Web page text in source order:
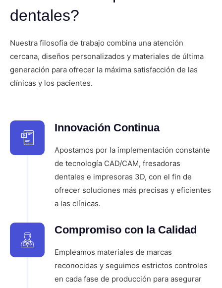
dentales?
Nuestra filosofía de trabajo combina una atención
cercana, diseños personalizados y materiales de última
generación para ofrecer la máxima satisfacción de las
clínicas y los pacientes.
Innovación Continua
Apostamos por la implementación constante
de tecnología CAD/CAM, fresadoras
dentales e impresoras 3D, con el fin de
ofrecer soluciones más precisas y eficientes
a las clínicas.
Compromiso con la Calidad
Empleamos materiales de marcas
reconocidas y seguimos estrictos controles
en cada fase de producción para asegurar